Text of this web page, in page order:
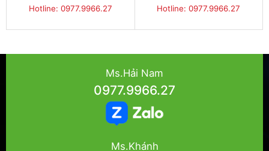
Hotline: 0977.9966.27 Hotline: 0977.9966.27
Ms.Hải Nam
0977.9966.27
Ms.Khánh